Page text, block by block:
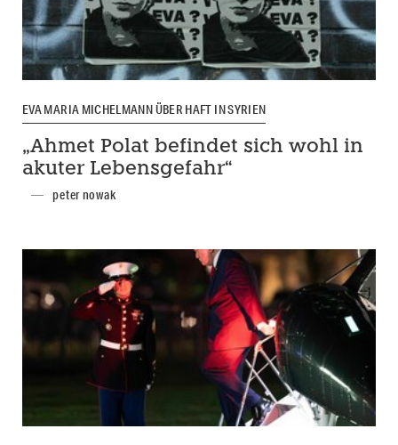
EVA MARIA MICHELMANN ÜBER HAFT IN SYRIEN
„Ahmet Polat befindet sich wohl in
akuter Lebensgefahr“
peter nowak